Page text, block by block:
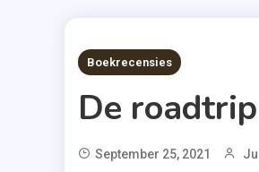
8 MINS READ
Boekrecensies
De
September 25, 2021